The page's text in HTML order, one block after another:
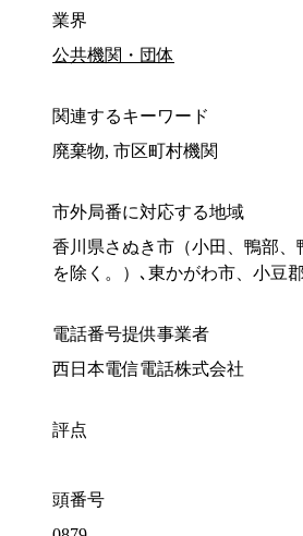
業界
公共機関・団体
関連するキーワード
廃棄物, 市区町村機関
市外局番に対応する地域
香川県さぬき市（小田、鴨部、
を除く。）､東かがわ市、小豆郡
電話番号提供事業者
西日本電信電話株式会社
評点
頭番号